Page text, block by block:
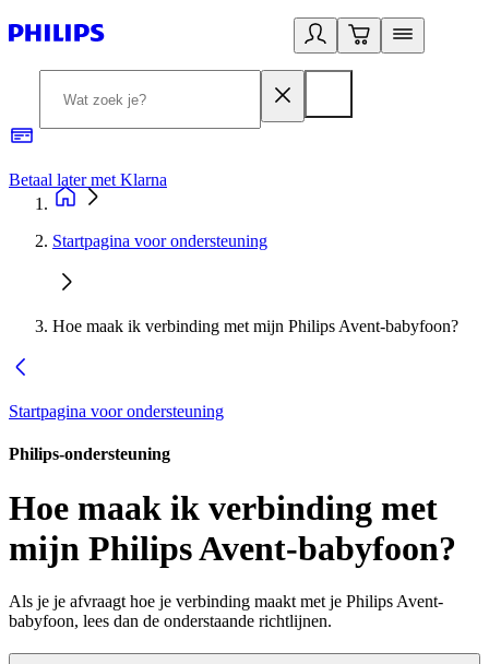
Betaal later met Klarna
Startpagina voor ondersteuning
Hoe maak ik verbinding met mijn Philips Avent-babyfoon?
Startpagina voor ondersteuning
Philips-ondersteuning
Hoe maak ik verbinding met
mijn Philips Avent-babyfoon?
Als je je afvraagt hoe je verbinding maakt met je Philips Avent-
babyfoon, lees dan de onderstaande richtlijnen.